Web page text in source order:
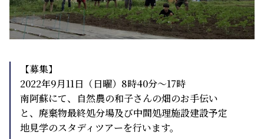
【募集】
2022年9月11日（日曜）8時40分～17時
南阿蘇にて、自然農の和子さんの畑のお手伝い
と、廃棄物最終処分場及び中間処理施設建設予定
地見学のスタディツアーを行います。